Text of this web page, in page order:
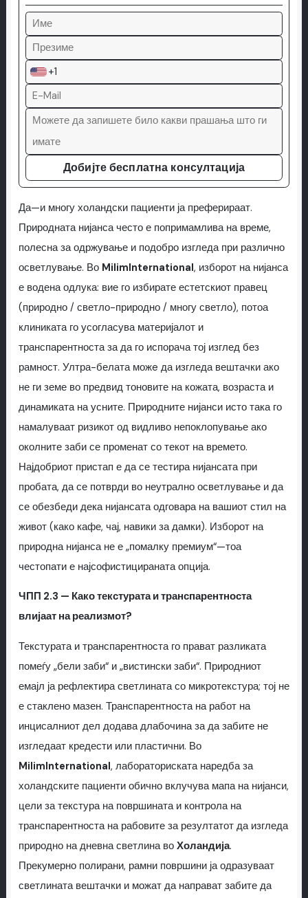
+1
Добијте бесплатна консултација
Да—и многу холандски пациенти ја преферираат.
Природната нијанса често е попримамлива на време,
полесна за одржување и подобро изгледа при различно
осветлување. Во MilimInternational, изборот на нијанса
е водена одлука: вие го избирате естетскиот правец
(природно / светло-природно / многу светло), потоа
клиниката го усогласува материјалот и
транспарентноста за да го испорача тој изглед без
рамност. Ултра-белата можe да изгледа вештачки ако
не ги земе во предвид тоновите на кожата, возраста и
динамиката на усните. Природните нијанси исто така го
намалуваат ризикот од видливо непоклопување ако
околните заби се променат со текот на времето.
Најдобриот пристап е да се тестира нијансата при
пробата, да се потврди во неутрално осветлување и да
се обезбеди дека нијансата одговара на вашиот стил на
живот (како кафе, чај, навики за дамки). Изборот на
природна нијанса не е „помалку премиум“—тоа
честопати е најсофистицираната опција.
ЧПП 2.3 — Како текстурата и транспарентноста
влијаат на реализмот?
Текстурата и транспарентноста го прават разликата
помеѓу „бели заби“ и „вистински заби“. Природниот
емајл ја рефлектира светлината со микротекстура; тој не
е стаклено мазен. Транспарентноста на работ на
инцисалниот дел додава длабочина за да забите не
изгледаат кредести или пластични. Во
MilimInternational, лабораториската наредба за
холандските пациенти обично вклучува мапа на нијанси,
цели за текстура на површината и контрола на
транспарентноста на рабовите за резултатот да изгледа
природно на дневна светлина во Холандија.
Прекумерно полирани, рамни површини ја одразуваат
светлината вештачки и можат да направат забите да